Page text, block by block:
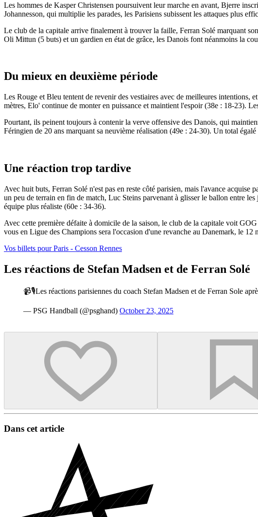
Les hommes de Kasper Christensen poursuivent leur marche en avant, Bjerre
Johannesson, qui multiplie les parades, les Parisiens subissent les attaques plus
Le club de la capitale arrive finalement à trouver la faille, Ferran Solé marquant
Oli Mittun (5 buts) et un gardien en état de grâce, les Danois font néanmoins la
Du mieux en deuxième période
Les Rouge et Bleu tentent de revenir des vestiaires avec de meilleures
mètres, Elo' continue de monter en puissance et maintient l'espoir (38e : 18-23).
Pourtant, ils peinent toujours à contenir la verve offensive des Danois, qui
Féringien de 20 ans marquant sa neuvième réalisation (49e : 24-30). Un total
Une réaction trop tardive
Avec huit buts, Ferran Solé n'est pas en reste côté parisien, mais l'avance
un peu de terrain en fin de match, Luc Steins parvenant à glisser le ballon entre
équipe plus réaliste (60e : 34-36).
Avec cette première défaite à domicile de la saison, le club de la capitale voit
vous en Ligue des Champions sera l'occasion d'une revanche au Danemark, le 12
Vos billets pour Paris - Cesson Rennes
Les réactions de Stefan Madsen et de Ferran Solé
📹🎙️Les réactions parisiennes du coach Stefan Madsen et de Ferran Sole
— PSG Handball (@psghand) October 23, 2025
Dans cet article